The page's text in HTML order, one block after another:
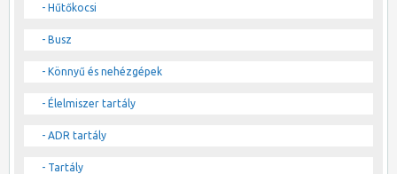
- Hűtőkocsi
- Busz
- Könnyű és nehézgépek
- Élelmiszer tartály
- ADR tartály
- Tartály